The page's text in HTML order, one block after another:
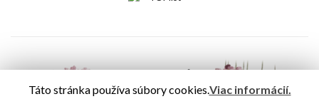
Táto stránka používa súbory cookies.Viac informácií.